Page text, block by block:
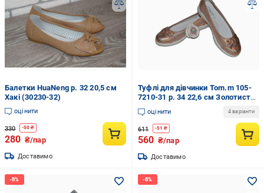
Балетки HuaNeng р. 32 20,5 см
Хакі (30230-32)
оцінити
330 -50 ₴
280 ₴/пар
Доставимо
Туфлі для дівчинки Tom.m 105-
7210-31 р. 34 22,6 см Золотистий
(105-7210-31-34)
оцінити 4 варіанти
611 -51 ₴
560 ₴/пар
Доставимо